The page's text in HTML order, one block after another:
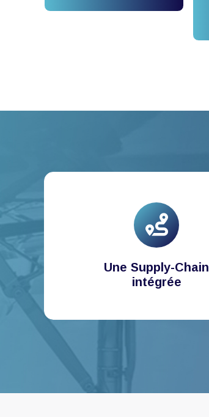
Une Supply-Chain
intégrée